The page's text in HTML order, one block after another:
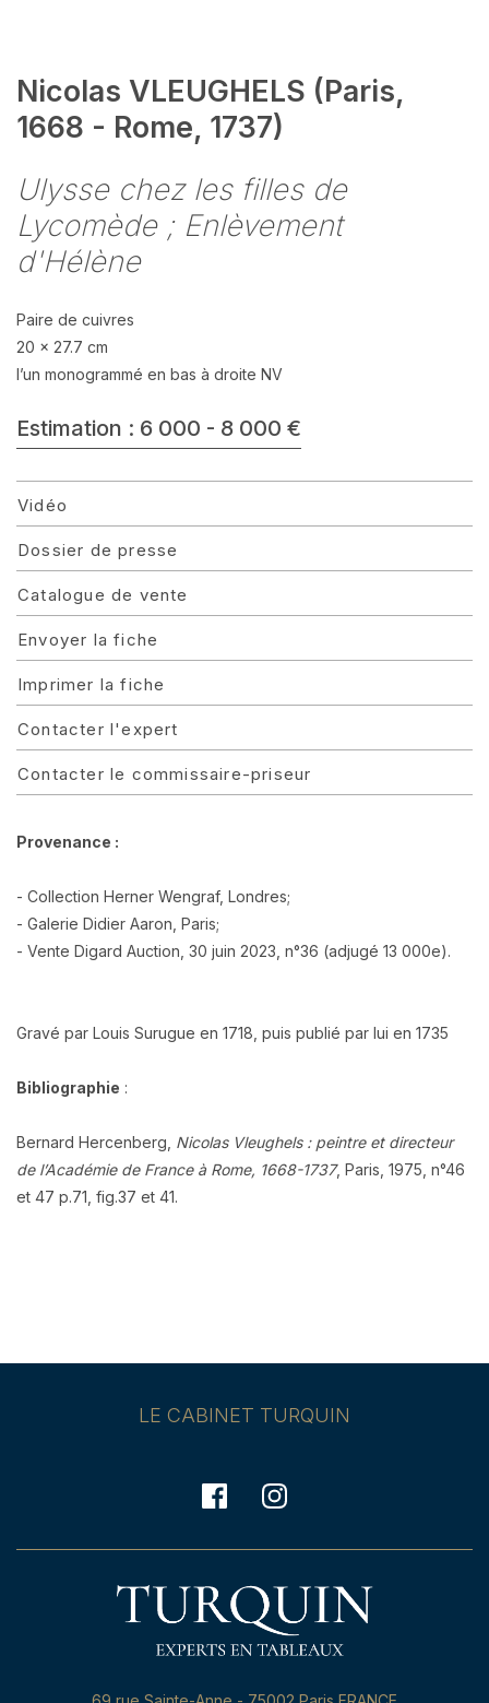
Nicolas VLEUGHELS (Paris,
1668 - Rome, 1737)
Ulysse chez les filles de
Lycomède ; Enlèvement
d'Hélène
Paire de cuivres
20 x 27.7 cm
l’un monogrammé en bas à droite NV
Estimation : 6 000 - 8 000 €
Vidéo
Dossier de presse
Catalogue de vente
Envoyer la fiche
Imprimer la fiche
Contacter l'expert
Contacter le commissaire-priseur
Provenance :
- Collection Herner Wengraf, Londres;
- Galerie Didier Aaron, Paris;
- Vente Digard Auction, 30 juin 2023, n°36 (adjugé 13 000e).
Gravé par Louis Surugue en 1718, puis publié par lui en 1735
Bibliographie :
Bernard Hercenberg, Nicolas Vleughels : peintre et directeur
de l’Académie de France à Rome, 1668-1737, Paris, 1975, n°46
et 47 p.71, fig.37 et 41.
LE CABINET TURQUIN